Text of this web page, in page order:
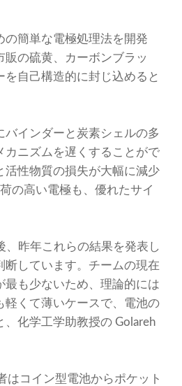
簡単な電極処理法を開発
の硫黄、カーボンブラッ
自己構造的に封じ込めると
インダーと炭素シェルの多
カニズムを遅くすることがで
活性物質の損失が大幅に減少
の高い電極も、優れたサイ
昨年これらの結果を発表し
断しています。チームの現在
も少ないため、理論的には
軽くて薄いケースで、電池の
化学工学助教授の Golareh
はコイン型電池からポケット